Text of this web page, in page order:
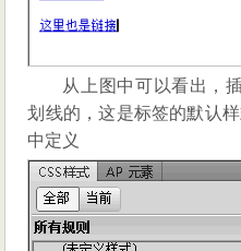
从上图中可以看出，
划线的，这是标签的默认
中定义